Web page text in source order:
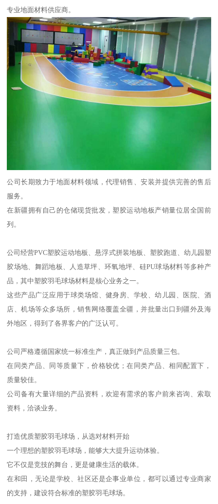
专业地面材料供应商。
公司长期致力于地面材料领域，代理销售、安装并提供完善的售后
服务。
在新疆拥有自己的仓储现货批发，塑胶运动地板产销量位居全国前
列。
公司经营PVC塑胶运动地板、悬浮式拼装地板、塑胶跑道、幼儿园塑
胶场地、舞蹈地板、人造草坪、环氧地坪、硅PU球场材料等多种产
品，其中塑胶羽毛球场材料是核心业务之一。
这些产品广泛应用于球类场馆、健身房、学校、幼儿园、医院、酒
店、机场等众多场所，销售网络覆盖全疆，并批量出口到疆外及海
外地区，得到了各界客户的广泛认可。
公司严格遵循国家统一标准生产，真正做到产品质量三包。
在同类产品、同等质量下，价格较优；在同类产品、相同配置下，
质量较佳。
公司备有大量详细的产品资料，欢迎有需求的客户前来咨询、索取
资料，洽谈业务。
打造优质塑胶羽毛球场，从选对材料开始
一个理想的塑胶羽毛球场，能够大大提升运动体验。
它不仅是竞技的舞台，更是健康生活的载体。
在和田，无论是学校、社区还是企事业单位，都可以通过专业商家
的支持，建设符合标准的塑胶羽毛球场。